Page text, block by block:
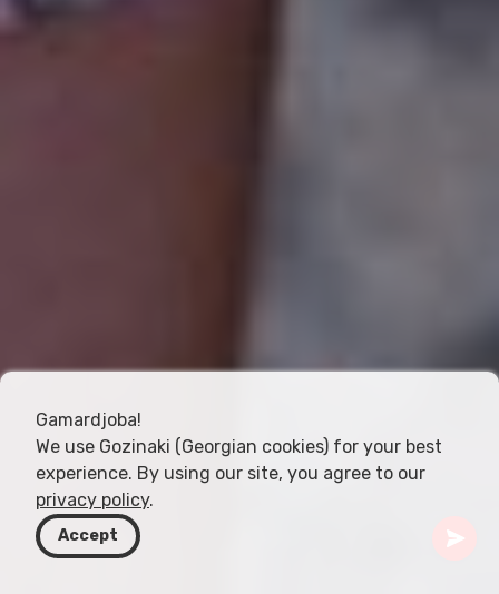
Gamardjoba!
We use Gozinaki (Georgian cookies) for your best
experience. By using our site, you agree to our
privacy policy.
Accept